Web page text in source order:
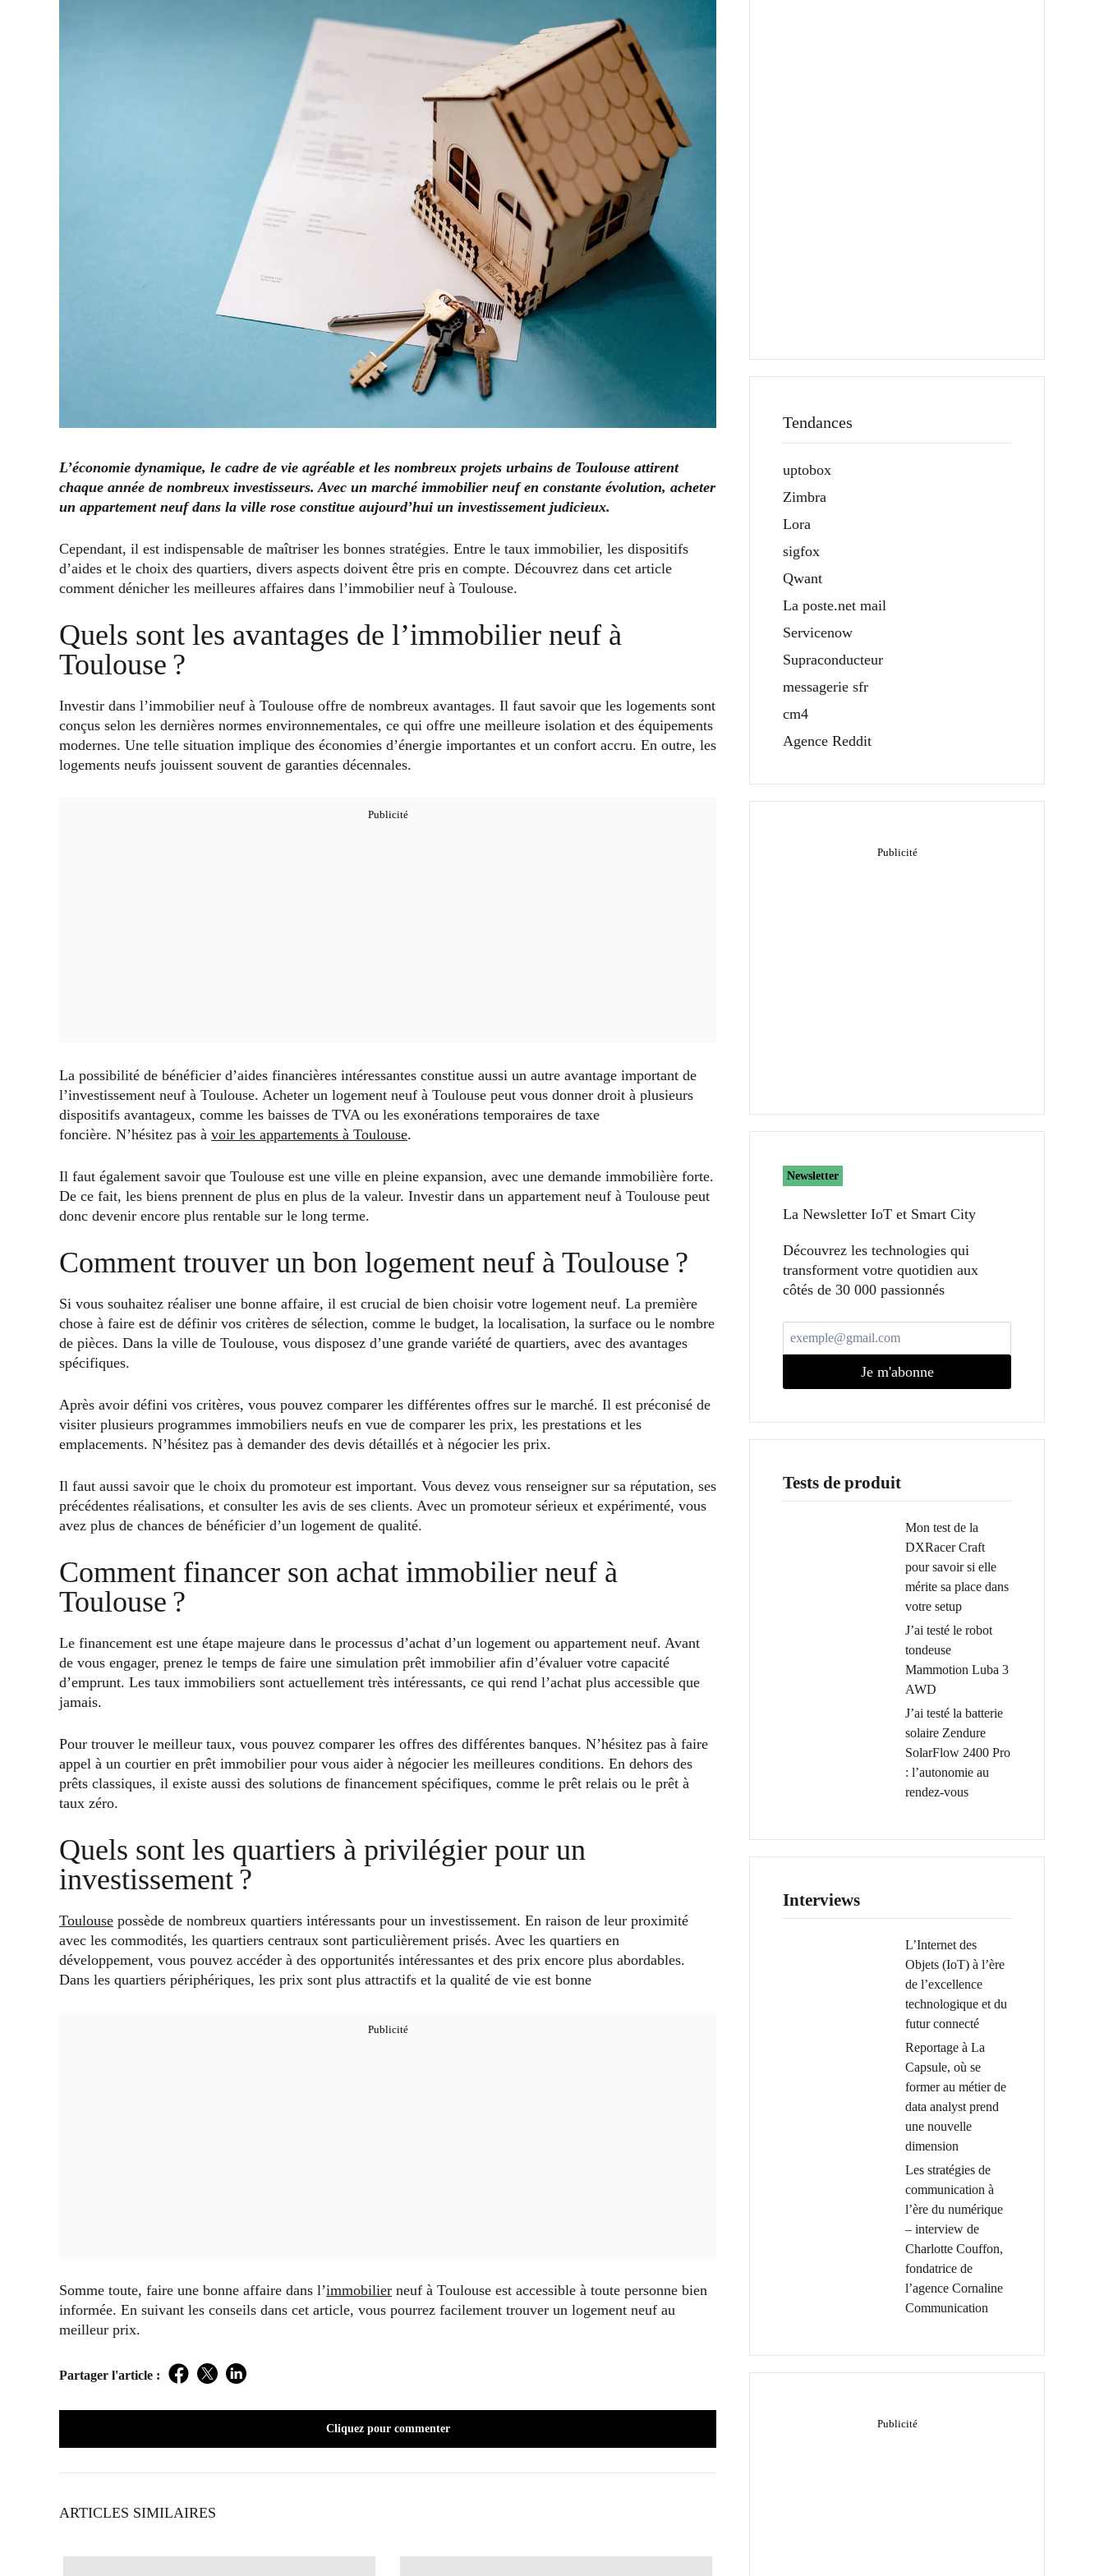
L’économie dynamique, le cadre de vie agréable et les nombreux projets urbains de Toulouse attirent
chaque année de nombreux investisseurs. Avec un marché immobilier neuf en constante évolution, acheter
un appartement neuf dans la ville rose constitue aujourd’hui un investissement judicieux.
Cependant, il est indispensable de maîtriser les bonnes stratégies. Entre le taux immobilier, les dispositifs
d’aides et le choix des quartiers, divers aspects doivent être pris en compte. Découvrez dans cet article
comment dénicher les meilleures affaires dans l’immobilier neuf à Toulouse.
Quels sont les avantages de l’immobilier neuf à
Toulouse ?
Investir dans l’immobilier neuf à Toulouse offre de nombreux avantages. Il faut savoir que les logements sont
conçus selon les dernières normes environnementales, ce qui offre une meilleure isolation et des équipements
modernes. Une telle situation implique des économies d’énergie importantes et un confort accru. En outre, les
logements neufs jouissent souvent de garanties décennales.
La possibilité de bénéficier d’aides financières intéressantes constitue aussi un autre avantage important de
l’investissement neuf à Toulouse. Acheter un logement neuf à Toulouse peut vous donner droit à plusieurs
dispositifs avantageux, comme les baisses de TVA ou les exonérations temporaires de taxe
foncière. N’hésitez pas à voir les appartements à Toulouse.
Il faut également savoir que Toulouse est une ville en pleine expansion, avec une demande immobilière forte.
De ce fait, les biens prennent de plus en plus de la valeur. Investir dans un appartement neuf à Toulouse peut
donc devenir encore plus rentable sur le long terme.
Comment trouver un bon logement neuf à Toulouse ?
Si vous souhaitez réaliser une bonne affaire, il est crucial de bien choisir votre logement neuf. La première
chose à faire est de définir vos critères de sélection, comme le budget, la localisation, la surface ou le nombre
de pièces. Dans la ville de Toulouse, vous disposez d’une grande variété de quartiers, avec des avantages
spécifiques.
Après avoir défini vos critères, vous pouvez comparer les différentes offres sur le marché. Il est préconisé de
visiter plusieurs programmes immobiliers neufs en vue de comparer les prix, les prestations et les
emplacements. N’hésitez pas à demander des devis détaillés et à négocier les prix.
Il faut aussi savoir que le choix du promoteur est important. Vous devez vous renseigner sur sa réputation, ses
précédentes réalisations, et consulter les avis de ses clients. Avec un promoteur sérieux et expérimenté, vous
avez plus de chances de bénéficier d’un logement de qualité.
Comment financer son achat immobilier neuf à
Toulouse ?
Le financement est une étape majeure dans le processus d’achat d’un logement ou appartement neuf. Avant
de vous engager, prenez le temps de faire une simulation prêt immobilier afin d’évaluer votre capacité
d’emprunt. Les taux immobiliers sont actuellement très intéressants, ce qui rend l’achat plus accessible que
jamais.
Pour trouver le meilleur taux, vous pouvez comparer les offres des différentes banques. N’hésitez pas à faire
appel à un courtier en prêt immobilier pour vous aider à négocier les meilleures conditions. En dehors des
prêts classiques, il existe aussi des solutions de financement spécifiques, comme le prêt relais ou le prêt à
taux zéro.
Quels sont les quartiers à privilégier pour un
investissement ?
Toulouse possède de nombreux quartiers intéressants pour un investissement. En raison de leur proximité
avec les commodités, les quartiers centraux sont particulièrement prisés. Avec les quartiers en
développement, vous pouvez accéder à des opportunités intéressantes et des prix encore plus abordables.
Dans les quartiers périphériques, les prix sont plus attractifs et la qualité de vie est bonne
Somme toute, faire une bonne affaire dans l’immobilier neuf à Toulouse est accessible à toute personne bien
informée. En suivant les conseils dans cet article, vous pourrez facilement trouver un logement neuf au
meilleur prix.
Partager l'article : Facebook
TwitterLinkedIn
Cliquez pour commenter
ARTICLES SIMILAIRES
Tendances
uptobox
Zimbra
Lora
sigfox
Qwant
La poste.net mail
Servicenow
Supraconducteur
messagerie sfr
cm4
Agence Reddit
Newsletter
La Newsletter IoT et Smart City​
Découvrez les technologies qui
transforment votre quotidien aux
côtés de 30 000 passionnés
Je m'abonne
Tests de produit
Mon test de la
DXRacer Craft
pour savoir si elle
mérite sa place dans
votre setup
J’ai testé le robot
tondeuse
Mammotion Luba 3
AWD
J’ai testé la batterie
solaire Zendure
SolarFlow 2400 Pro
: l’autonomie au
rendez-vous
Interviews
L’Internet des
Objets (IoT) à l’ère
de l’excellence
technologique et du
futur connecté
Reportage à La
Capsule, où se
former au métier de
data analyst prend
une nouvelle
dimension
Les stratégies de
communication à
l’ère du numérique
– interview de
Charlotte Couffon,
fondatrice de
l’agence Cornaline
Communication